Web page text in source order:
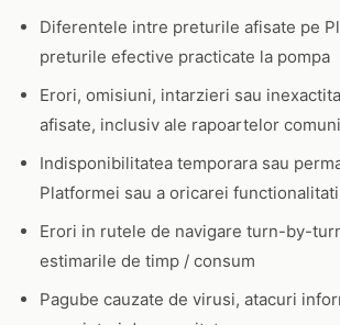
Diferentele intre preturile afisate pe
preturile efective practicate la pompa
Erori, omisiuni, intarzieri sau
afisate, inclusiv ale rapoartelor
Indisponibilitatea temporara sau
Platformei sau a oricarei functionalitati
Erori in rutele de navigare turn-by-
estimarile de timp / consum
Pagube cauzate de virusi, atacuri